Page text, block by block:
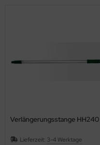
Verlängerungsstange HH240
Lieferzeit: 3-4 Werktage